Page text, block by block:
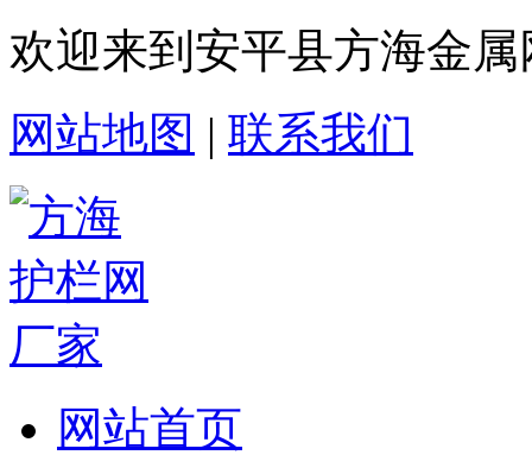
欢迎来到安平县方海金
网站地图 | 联系我们
网站首页